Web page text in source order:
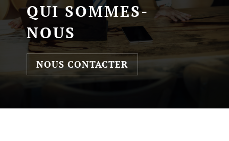
QUI SOMMES-
NOUS
NOUS CONTACTER